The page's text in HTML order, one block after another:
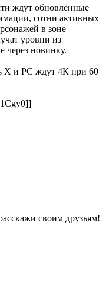
ждут обновлённые
сотни активных
в зоне
уровни из
новинку.
X и PC ждут 4К при 60
своим друзьям!